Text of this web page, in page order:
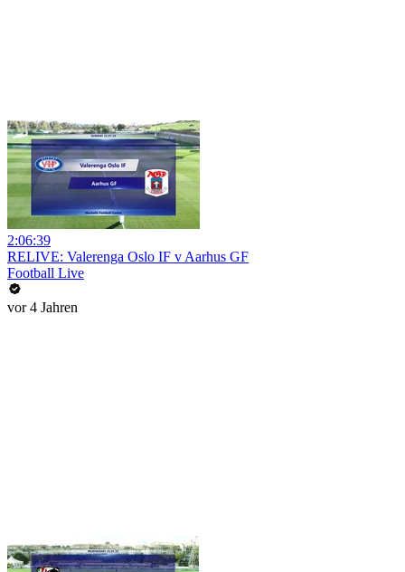
2:06:39
RELIVE: Valerenga Oslo IF v Aarhus GF
Football Live
vor 4 Jahren